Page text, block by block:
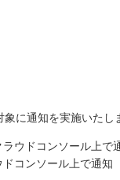
に通知を実施いたし
ウドコンソール上で
コンソール上で通知